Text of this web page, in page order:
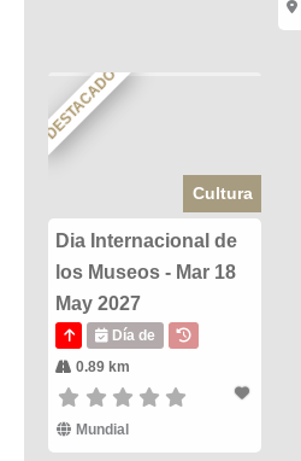
DESTACADO
Cultura
Dia Internacional de
los Museos - Mar 18
May 2027
Día de
0.89 km
Mundial